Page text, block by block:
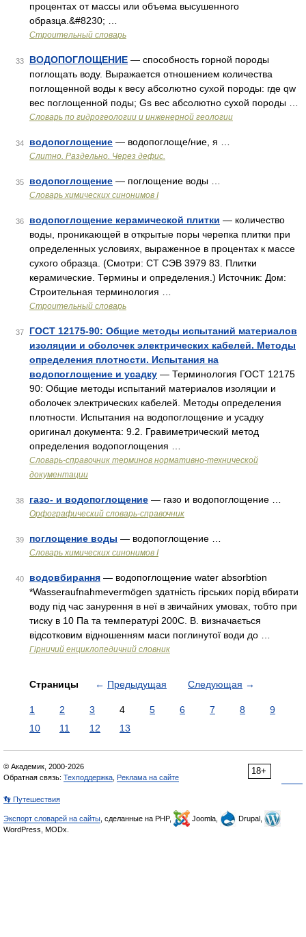
процентах от массы или объема высушенного
образца.&#8230; …
Строительный словарь
33 ВОДОПОГЛОЩЕНИЕ — способность горной породы
поглощать воду. Выражается отношением количества
поглощенной воды к весу абсолютно сухой породы: где qw
вес поглощенной поды; Gs вес абсолютно сухой породы …
Словарь по гидрогеологии и инженерной геологии
34 водопоглощение — водопоглоще/ние, я …
Слитно. Раздельно. Через дефис.
35 водопоглощение — поглощение воды …
Cловарь химических синонимов I
36 водопоглощение керамической плитки — количество
воды, проникающей в открытые поры черепка плитки при
определенных условиях, выраженное в процентах к массе
сухого образца. (Смотри: СТ СЭВ 3979 83. Плитки
керамические. Термины и определения.) Источник: Дом:
Строительная терминология …
Строительный словарь
37
ГОСТ 12175-90: Общие методы испытаний материалов
изоляции и оболочек электрических кабелей. Методы
определения плотности. Испытания на
водопоглощение и усадку — Терминология ГОСТ 12175
90: Общие методы испытаний материалов изоляции и
оболочек электрических кабелей. Методы определения
плотности. Испытания на водопоглощение и усадку
оригинал документа: 9.2. Гравиметрический метод
определения водопоглощения …
Словарь-справочник терминов нормативно-технической
документации
38 газо- и водопоглощение — газо и водопоглощение …
Орфографический словарь-справочник
39 поглощение воды — водопоглощение …
Cловарь химических синонимов I
40 водовбирання — водопоглощение water absorbtion
*Wasseraufnahmevermögen здатність гірських порід вбирати
воду під час занурення в неї в звичайних умовах, тобто при
тиску в 10 Па та температурі 200С. В. визначається
відсотковим відношенням маси поглинутої води до …
Гірничий енциклопедичний словник
Страницы ← Предыдущая Следующая →
1 2 3 4 5 6 7 8
9
10
11 12 13
18+
© Академик, 2000-2026
Обратная связь: Техподдержка Реклама на сайте
👣 Путешествия
Экспорт словарей на сайты , сделанные на PHP, Joomla,
Drupal,
WordPress, MODx.